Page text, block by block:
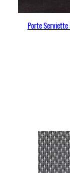
Porte Serviette